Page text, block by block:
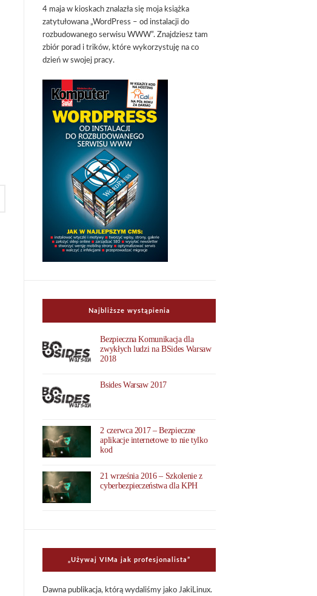
4 maja w kioskach znalazła się moja książka
zatytułowana „WordPress – od instalacji do
rozbudowanego serwisu WWW”. Znajdziesz tam
zbiór porad i trików, które wykorzystuję na co
dzień w swojej pracy.
Najbliższe wystąpienia
Bezpieczna Komunikacja dla
zwykłych ludzi na BSides Warsaw
2018
Bsides Warsaw 2017
2 czerwca 2017 – Bezpieczne
aplikacje internetowe to nie tylko
kod
21 września 2016 – Szkolenie z
cyberbezpieczeństwa dla KPH
„Uży­waj VIMa jak pro­fe­sjo­na­li­sta”
Dawna publi­ka­cja, którą wyda­li­śmy jako Jaki­Li­nux.